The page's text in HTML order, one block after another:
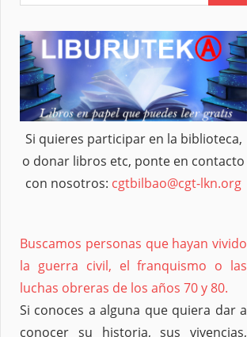
Si quieres participar en la biblioteca,
o donar libros etc, ponte en contacto
con nosotros: cgtbilbao@cgt-lkn.org
Buscamos personas que hayan vivido
la guerra civil, el franquismo o las
luchas obreras de los años 70 y 80.
Si conoces a alguna que quiera dar a
conocer su historia, sus vivencias,